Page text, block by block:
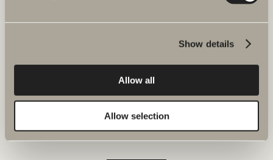
Show details
Allow all
Allow selection
SE 514 60 Dalstorp, Sverige
E-post: kundeservice@svedbergs.no